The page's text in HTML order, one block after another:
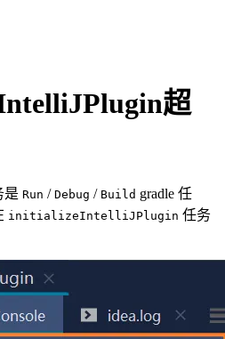
超
是 Run / Debug / Build gradle 任
initializeIntelliJPlugin 任务